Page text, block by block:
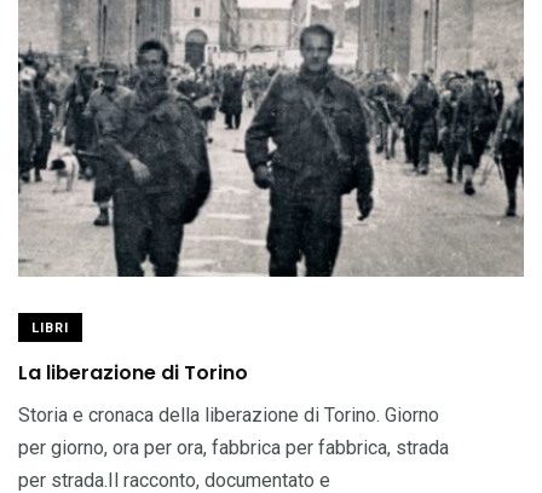
LIBRI
La liberazione di Torino
Storia e cronaca della liberazione di Torino. Giorno
per giorno, ora per ora, fabbrica per fabbrica, strada
per strada.Il racconto, documentato e